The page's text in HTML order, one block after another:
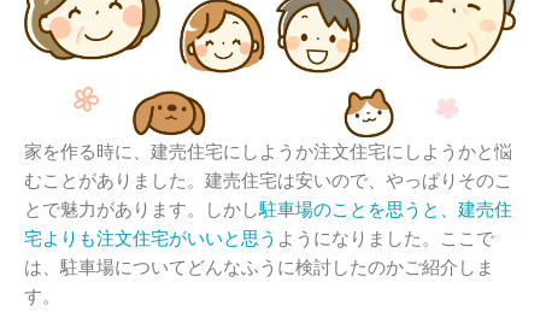
家を作る時に、建売住宅にしようか注文住宅にしようかと悩
むことがありました。建売住宅は安いので、やっぱりそのこ
とで魅力があります。しかし駐車場のことを思うと、建売住
宅よりも注文住宅がいいと思う ようになりました。ここで
は、駐車場についてどんなふうに検討したのかご紹介しま
す。